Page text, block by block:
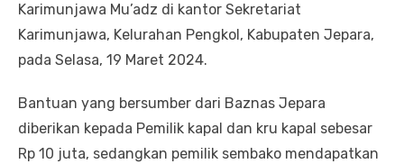
Karimunjawa Mu’adz di kantor Sekretariat
Karimunjawa, Kelurahan Pengkol, Kabupaten Jepara,
pada Selasa, 19 Maret 2024.
Bantuan yang bersumber dari Baznas Jepara
diberikan kepada Pemilik kapal dan kru kapal sebesar
Rp 10 juta, sedangkan pemilik sembako mendapatkan